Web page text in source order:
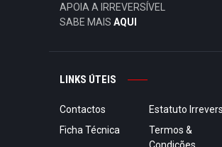
APOIA A IRREVERSÍVEL
SABE MAIS AQUI
LINKS ÚTEIS
Contactos
Estatuto
Ficha Técnica
Termos &